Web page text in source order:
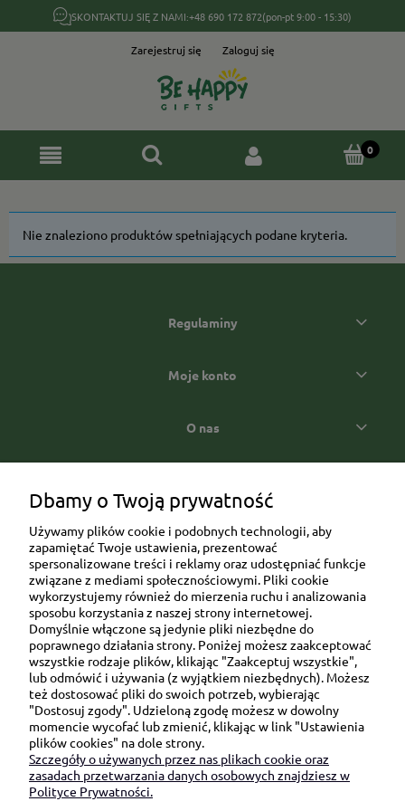
SKONTAKTUJ SIĘ Z NAMI:+48 690 172 872(pon-pt 9:00 - 15:30)
Zarejestruj się Zaloguj się
Nie znaleziono produktów spełniających podane kryteria.
Regulaminy
Moje konto
O nas
Ul. Brukowa 6/8 lok. 57/58
91-341 Łódź
NIP: 6751510615
SKONTAKTUJ SIĘ Z NAMI:
sklep@be-happygifts.com
+48 690 172 872
(pon-pt 9:00 - 15:30)
Dbamy o Twoją prywatność
Używamy plików cookie i podobnych technologii, aby
zapamiętać Twoje ustawienia, prezentować
spersonalizowane treści i reklamy oraz udostępniać funkcje
związane z mediami społecznościowymi. Pliki cookie
wykorzystujemy również do mierzenia ruchu i analizowania
sposobu korzystania z naszej strony internetowej.
Domyślnie włączone są jedynie pliki niezbędne do
poprawnego działania strony. Poniżej możesz zaakceptować
wszystkie rodzaje plików, klikając "Zaakceptuj wszystkie",
lub odmówić i używania (z wyjątkiem niezbędnych). Możesz
też dostosować pliki do swoich potrzeb, wybierając
"Dostosuj zgody". Udzieloną zgodę możesz w dowolny
momencie wycofać lub zmienić, klikając w link "Ustawienia
plików cookies" na dole strony.
Szczegóły o używanych przez nas plikach cookie oraz
zasadach przetwarzania danych osobowych znajdziesz w
Polityce Prywatności.